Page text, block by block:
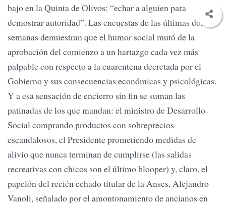
bajo en la Quinta de Olivos: “echar a alguien para
demostrar autoridad”. Las encuestas de las últimas dos
semanas demuestran que el humor social mutó de la
aprobación del comienzo a un hartazgo cada vez más
palpable con respecto a la cuarentena decretada por el
Gobierno y sus consecuencias económicas y psicológicas.
Y a esa sensación de encierro sin fin se suman las
patinadas de los que mandan: el ministro de Desarrollo
Social comprando productos con sobreprecios
escandalosos, el Presidente prometiendo medidas de
alivio que nunca terminan de cumplirse (las salidas
recreativas con chicos son el último blooper) y, claro, el
papelón del recién echado titular de la Anses, Alejandro
Vanoli, señalado por el amontonamiento de ancianos en